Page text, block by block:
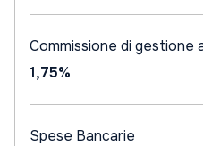
Commissione di gestione
1,75%
Spese Bancarie